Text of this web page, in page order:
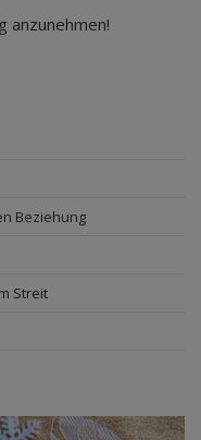
anzunehmen!
Beziehung
Streit